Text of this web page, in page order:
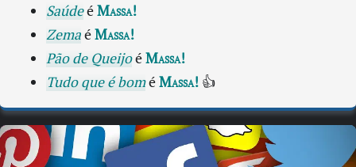
SaúdeéMassa!
ZemaéMassa!
Pão de QueijoéMassa!
Tudo que é boméMassa!👍